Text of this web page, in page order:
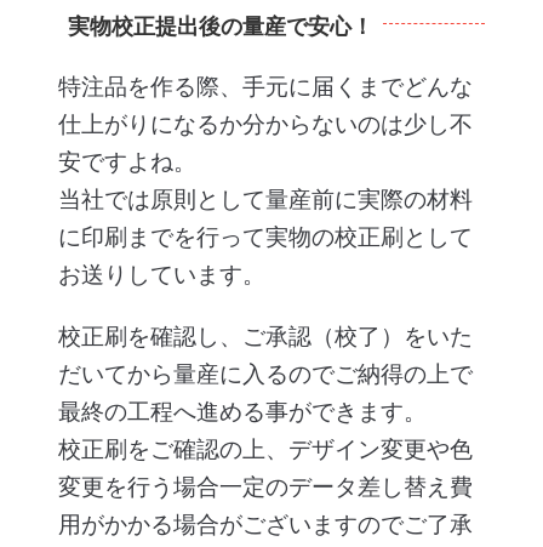
実物校正提出後の量産で安心！
特注品を作る際、手元に届くまでどんな
仕上がりになるか分からないのは少し不
安ですよね。
当社では原則として量産前に実際の材料
に印刷までを行って実物の校正刷として
お送りしています。
校正刷を確認し、ご承認（校了）をいた
だいてから量産に入るのでご納得の上で
最終の工程へ進める事ができます。
校正刷をご確認の上、デザイン変更や色
変更を行う場合一定のデータ差し替え費
用がかかる場合がございますのでご了承